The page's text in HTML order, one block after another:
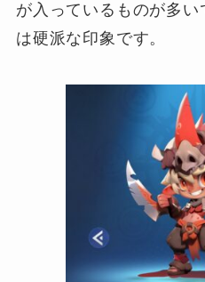
が入っているものが多
は硬派な印象です。